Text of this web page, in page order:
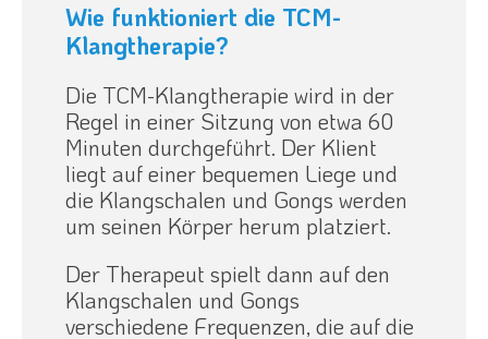
Wie funktioniert die TCM-
Klangtherapie?
Die TCM-Klangtherapie wird in der
Regel in einer Sitzung von etwa 60
Minuten durchgeführt. Der Klient
liegt auf einer bequemen Liege und
die Klangschalen und Gongs werden
um seinen Körper herum platziert.
Der Therapeut spielt dann auf den
Klangschalen und Gongs
verschiedene Frequenzen, die auf die